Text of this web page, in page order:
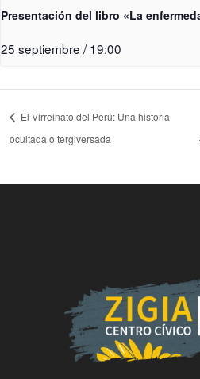
Presentación del libro «La
25 septiembre / 19:00
El Virreinato del Perú: Una historia
ocultada o tergiversada